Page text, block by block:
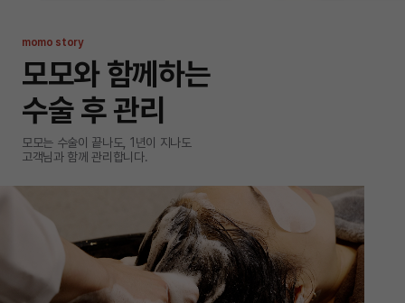
momo story
모모와 함께하는
수술 후 관리
모모는 수술이 끝나도, 1년이 지나도
고객님과 함께 관리합니다.